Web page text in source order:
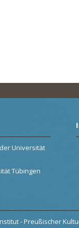
Universität
Tübingen
- Preußischer